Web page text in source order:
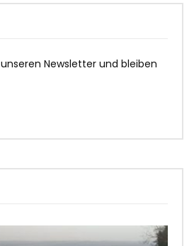
Newsletter und bleiben